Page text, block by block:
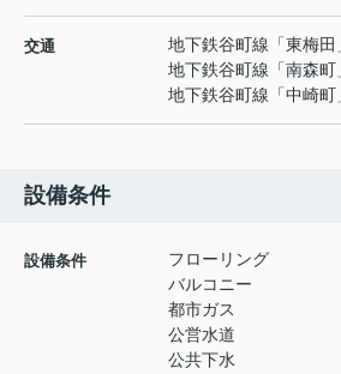
交通 地下鉄谷町線 「東梅田
地下鉄谷町線 「南森町
地下鉄谷町線 「中崎町
設備条件
設備条件
フローリング
バルコニー
都市ガス
公営水道
公共下水